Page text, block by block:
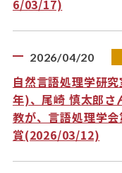
6/03/17)
2026/04/20
自然言語処理学研
年)、尾崎 慎太郎さ
教が、言語処理学
賞(2026/03/12)